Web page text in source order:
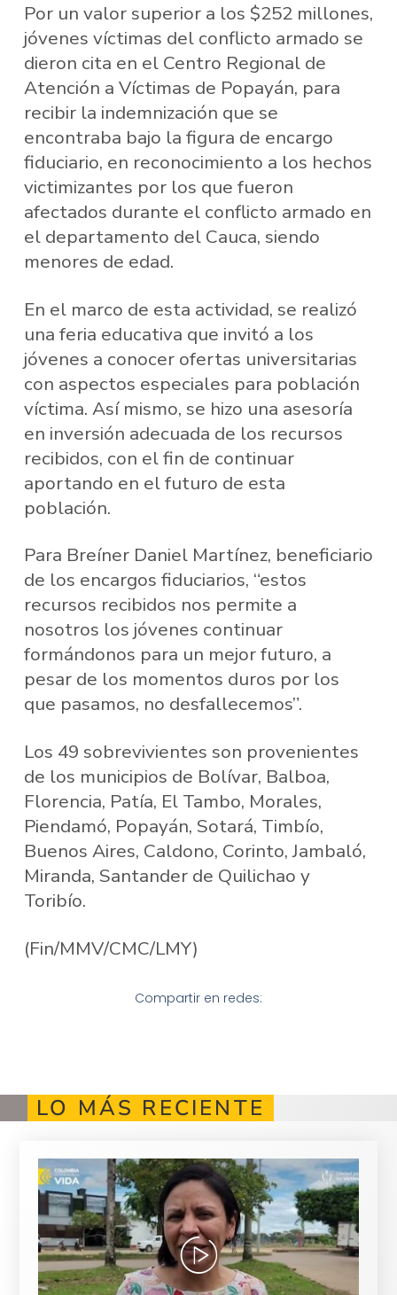
Por un valor superior a los $252 millones,
jóvenes víctimas del conflicto armado se
dieron cita en el Centro Regional de
Atención a Víctimas de Popayán, para
recibir la indemnización que se
encontraba bajo la figura de encargo
fiduciario, en reconocimiento a los hechos
victimizantes por los que fueron
afectados durante el conflicto armado en
el departamento del Cauca, siendo
menores de edad.
En el marco de esta actividad, se realizó
una feria educativa que invitó a los
jóvenes a conocer ofertas universitarias
con aspectos especiales para población
víctima. Así mismo, se hizo una asesoría
en inversión adecuada de los recursos
recibidos, con el fin de continuar
aportando en el futuro de esta
población.
Para Breíner Daniel Martínez, beneficiario
de los encargos fiduciarios, “estos
recursos recibidos nos permite a
nosotros los jóvenes continuar
formándonos para un mejor futuro, a
pesar de los momentos duros por los
que pasamos, no desfallecemos”.
Los 49 sobrevivientes son provenientes
de los municipios de Bolívar, Balboa,
Florencia, Patía, El Tambo, Morales,
Piendamó, Popayán, Sotará, Timbío,
Buenos Aires, Caldono, Corinto, Jambaló,
Miranda, Santander de Quilichao y
Toribío.
(Fin/MMV/CMC/LMY)
Compartir en redes:
LO MÁS RECIENTE